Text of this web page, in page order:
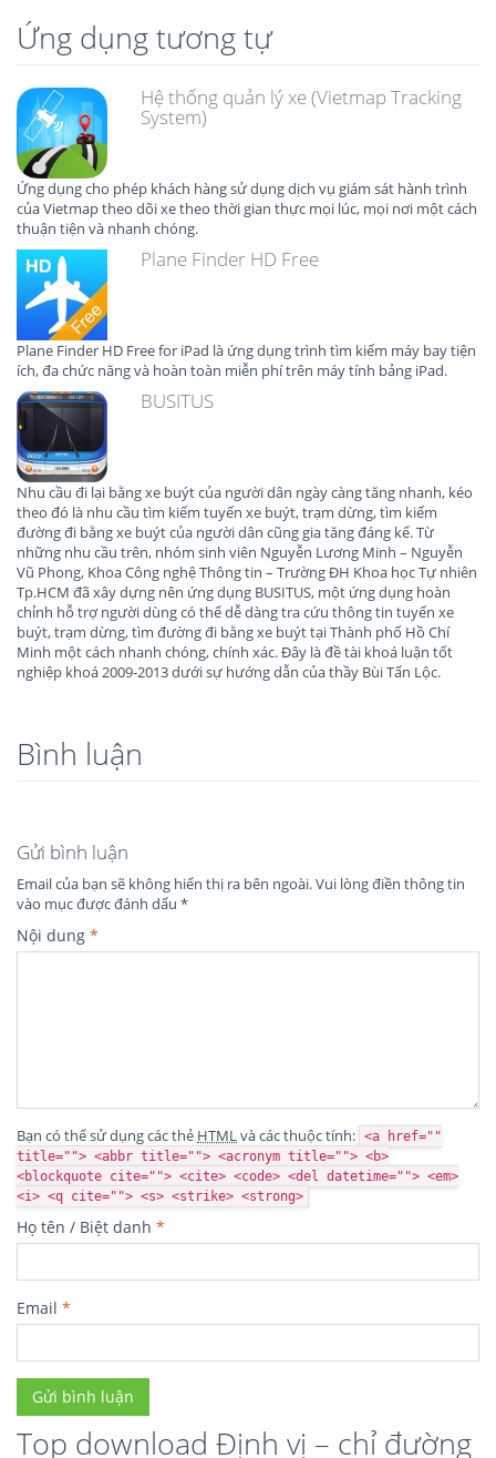
Ứng dụng tương tự
Hệ thống quản lý xe (Vietmap Tracking
System)
Ứng dụng cho phép khách hàng sử dụng dịch vụ giám sát hành trình
của Vietmap theo dõi xe theo thời gian thực mọi lúc, mọi nơi một cách
thuận tiện và nhanh chóng.
Plane Finder HD Free
Plane Finder HD Free for iPad là ứng dụng trình tìm kiếm máy bay tiện
ích, đa chức năng và hoàn toàn miễn phí trên máy tính bảng iPad.
BUSITUS
Nhu cầu đi lại bằng xe buýt của người dân ngày càng tăng nhanh, kéo
theo đó là nhu cầu tìm kiếm tuyến xe buýt, trạm dừng, tìm kiếm
đường đi bằng xe buýt của người dân cũng gia tăng đáng kể. Từ
những nhu cầu trên, nhóm sinh viên Nguyễn Lương Minh – Nguyễn
Vũ Phong, Khoa Công nghệ Thông tin – Trường ĐH Khoa học Tự nhiên
Tp.HCM đã xây dựng nên ứng dụng BUSITUS, một ứng dụng hoàn
chỉnh hỗ trợ người dùng có thể dễ dàng tra cứu thông tin tuyến xe
buýt, trạm dừng, tìm đường đi bằng xe buýt tại Thành phố Hồ Chí
Minh một cách nhanh chóng, chính xác. Đây là đề tài khoá luận tốt
nghiệp khoá 2009-2013 dưới sự hướng dẫn của thầy Bùi Tấn Lộc.
Bình luận
Gửi bình luận
Email của bạn sẽ không hiển thị ra bên ngoài.Vui lòng điền thông tin
vào mục được đánh dấu *
Nội dung *
Bạn có thể sử dụng các thẻ HTMLvà các thuộc tính: <a href=""
title=""> <abbr title=""> <acronym title=""> <b>
<blockquote cite=""> <cite> <code> <del datetime=""> <em>
<i> <q cite=""> <s> <strike> <strong>
Họ tên / Biệt danh *
Email *
Top download Định vị – chỉ đường